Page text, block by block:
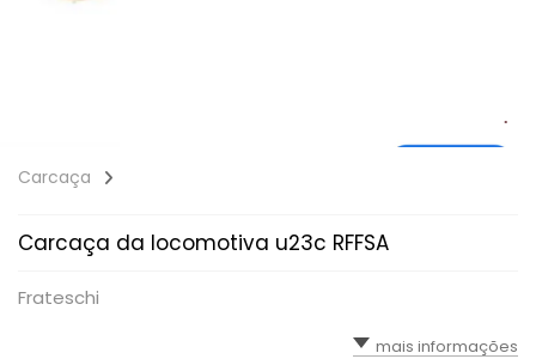
Carcaça
Carcaça da locomotiva u23c RFFSA
Frateschi
mais informações